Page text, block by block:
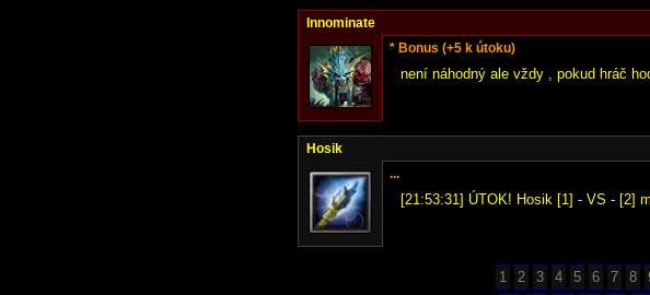
Innominate
* Bonus (+5 k útoku)
není náhodný ale vždy , pokud hráč
Hosik
...
[21:53:31] ÚTOK! Hosik [1] - VS - [2]
1 2 3 4 5 6 7 8